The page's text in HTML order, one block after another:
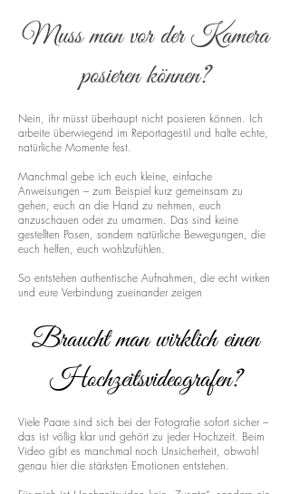
Muss man vor der Kamera
posieren können?
Nein, ihr müsst überhaupt nicht posieren können. Ich
arbeite überwiegend im Reportagestil und halte echte,
natürliche Momente fest.
Manchmal gebe ich euch kleine, einfache
Anweisungen – zum Beispiel kurz gemeinsam zu
gehen, euch an die Hand zu nehmen, euch
anzuschauen oder zu umarmen. Das sind keine
gestellten Posen, sondern natürliche Bewegungen, die
euch helfen, euch wohlzufühlen.
So entstehen authentische Aufnahmen, die echt wirken
und eure Verbindung zueinander zeigen
Braucht man wirklich einen
Hochzeitsvideografen?
Viele Paare sind sich bei der Fotografie sofort sicher –
das ist völlig klar und gehört zu jeder Hochzeit. Beim
Video gibt es manchmal noch Unsicherheit, obwohl
genau hier die stärksten Emotionen entstehen.